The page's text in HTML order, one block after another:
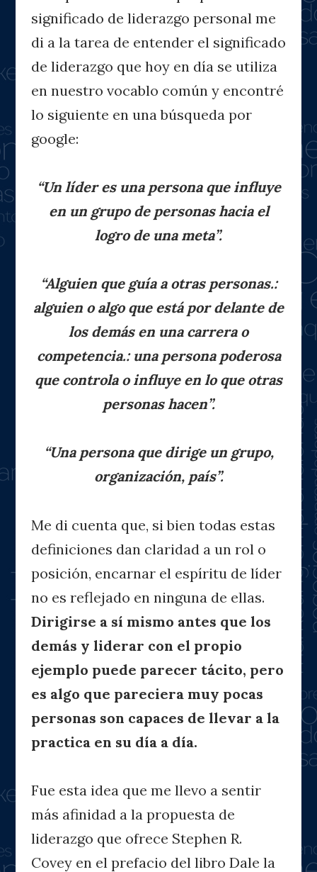
significado de liderazgo personal me
di a la tarea de entender el significado
de liderazgo que hoy en día se utiliza
en nuestro vocablo común y encontré
lo siguiente en una búsqueda por
google:
“Un líder es una persona que influye
en un grupo de personas hacia el
logro de una meta”.
“Alguien que guía a otras personas.:
alguien o algo que está por delante de
los demás en una carrera o
competencia.: una persona poderosa
que controla o influye en lo que otras
personas hacen”.
“Una persona que dirige un grupo,
organización, país”.
Me di cuenta que, si bien todas estas
definiciones dan claridad a un rol o
posición, encarnar el espíritu de líder
no es reflejado en ninguna de ellas.
Dirigirse a sí mismo antes que los
demás y liderar con el propio
ejemplo puede parecer tácito, pero
es algo que pareciera muy pocas
personas son capaces de llevar a la
practica en su día a día.
Fue esta idea que me llevo a sentir
más afinidad a la propuesta de
liderazgo que ofrece Stephen R.
Covey en el prefacio del libro Dale la